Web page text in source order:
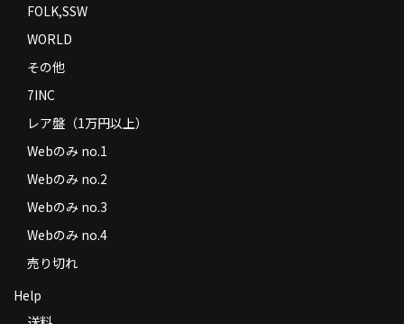
FOLK,SSW
WORLD
その他
7INC
レア盤（1万円以上）
Webのみ no.1
Webのみ no.2
Webのみ no.3
Webのみ no.4
売り切れ
Help